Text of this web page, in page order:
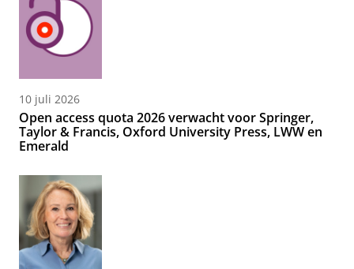
10 juli 2026
Open access quota 2026 verwacht voor Springer,
Taylor & Francis, Oxford University Press, LWW en
Emerald